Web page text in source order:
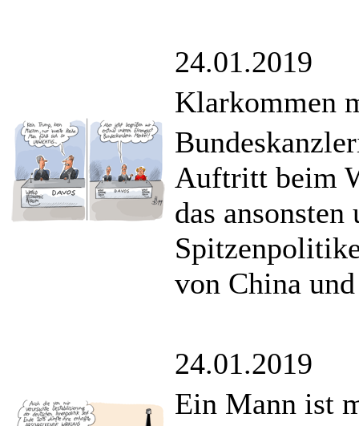
24.01.2019
Klarkommen
Auftritt beim
das
von China
24.01.2019
Ein Mann ist